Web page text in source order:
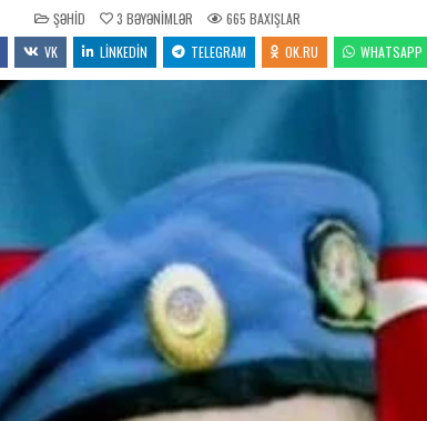
POSTED
IN
ŞƏHID 3 BƏYƏNIMLƏR 665 BAXIŞLAR
VK LINKEDIN TELEGRAM OK.RU WHATSAPP